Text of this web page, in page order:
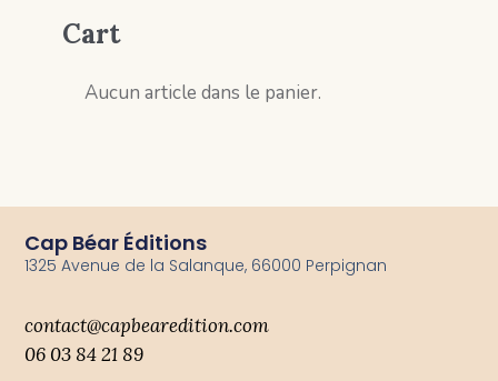
Cart
Aucun article dans le panier.
Cap Béar Éditions
1325 Avenue de la Salanque, 66000 Perpignan
contact@capbearedition.com
06 03 84 21 89